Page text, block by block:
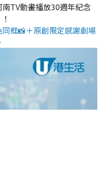
南TV動畫播放30週年紀念
框📸＋原創限定感謝劇場